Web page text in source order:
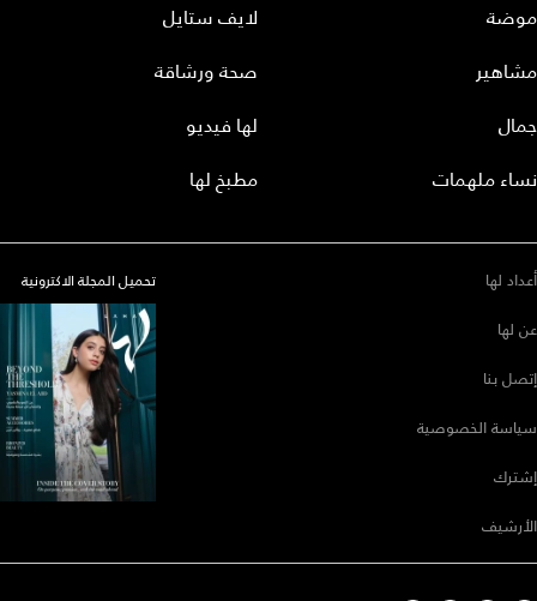
موضة
مشاهير
جمال
نساء ملهمات
لايف ستايل
صحة ورشاقة
لها فيديو
مطبخ لها
أعداد لها
عن لها
إتصل بنا
سياسة الخصوصية
إشترك
الأرشيف
تحميل المجلة الاكترونية